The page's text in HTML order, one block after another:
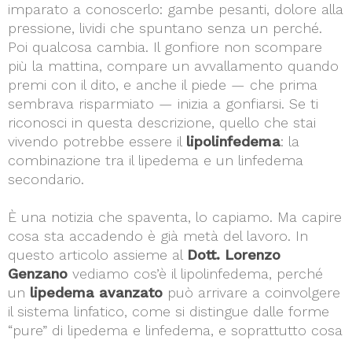
imparato a conoscerlo: gambe pesanti, dolore alla
pressione, lividi che spuntano senza un perché.
Poi qualcosa cambia. Il gonfiore non scompare
più la mattina, compare un avvallamento quando
premi con il dito, e anche il piede — che prima
sembrava risparmiato — inizia a gonfiarsi. Se ti
riconosci in questa descrizione, quello che stai
vivendo potrebbe essere il lipolinfedema: la
combinazione tra il lipedema e un linfedema
secondario.
È una notizia che spaventa, lo capiamo. Ma capire
cosa sta accadendo è già metà del lavoro. In
questo articolo assieme al Dott. Lorenzo
Genzano vediamo cos’è il lipolinfedema, perché
un lipedema avanzato può arrivare a coinvolgere
il sistema linfatico, come si distingue dalle forme
“pure” di lipedema e linfedema, e soprattutto cosa